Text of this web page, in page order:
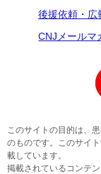
後援依頼・広
CNJメールマ
このサイトの目的は、
のものです。このサイ
載しています。
掲載されているコンテ